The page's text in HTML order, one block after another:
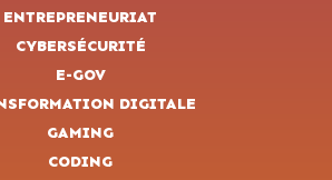
ENTREPRENEURIAT
CYBERSÉCURITÉ
E-GOV
DIGITALE
GAMING
CODING